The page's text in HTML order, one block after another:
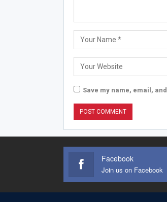
Save my name, email,
Facebook
Join us on Facebook